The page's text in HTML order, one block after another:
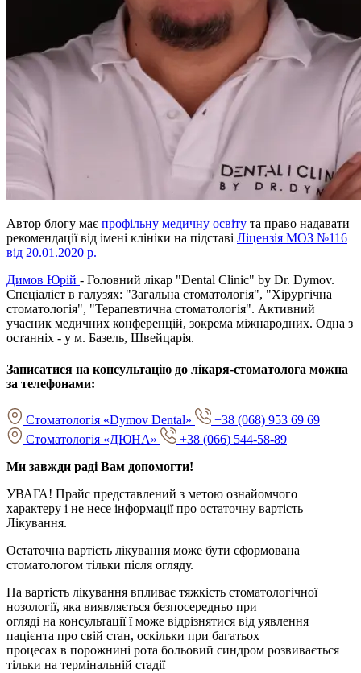
Автор блогу має профільну медичну освіту та право надавати
рекомендації від імені клініки на підставі Ліцензія МОЗ №116
від 20.01.2020 р.
Димов Юрій - Головний лікар "Dental Clinic" by Dr. Dymov.
Спеціаліст в галузях: "Загальна стоматологія", "Хірургічна
стоматологія", "Терапевтична стоматологія". Активний
учасник медичних конференцій, зокрема міжнародних. Одна з
останніх - у м. Базель, Швейцарія.
Записатися на консультацію до лікаря-стоматолога можна
за телефонами:
Стоматологія «Dymov Dental»
+38 (068) 953 69 69
Стоматологія «ДЮНА»
+38 (066) 544-58-89
Ми завжди раді Вам допомогти!
УВАГА! Прайс представлений з метою ознайомчого
характеру і не несе інформації про остаточну вартість
Лікування.
Остаточна вартість лікування може бути сформована
стоматологом тільки після огляду.
На вартість лікування впливає тяжкість стоматологічної
нозології, яка виявляється безпосередньо при
огляді на консультації ї може відрізнятися від уявлення
пацієнта про свій стан, оскільки при багатьох
процесах в порожнині рота больовий синдром розвивається
тільки на термінальній стадії